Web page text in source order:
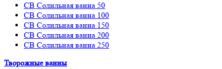
СВ Солильная ванна 50
СВ Солильная ванна 100
СВ Солильная ванна 150
СВ Солильная ванна 200
СВ Солильная ванна 250
Творожные ванны